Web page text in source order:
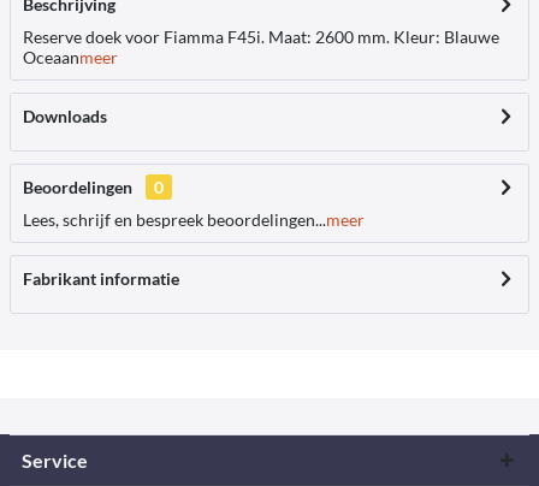
Beschrijving
Reserve doek voor Fiamma F45i. Maat: 2600 mm. Kleur: Blauwe
Oceaanmeer
Downloads
Beoordelingen
0
Lees, schrijf en bespreek beoordelingen...meer
Fabrikant informatie
Service